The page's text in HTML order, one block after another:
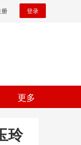
册 登录
更多
玲